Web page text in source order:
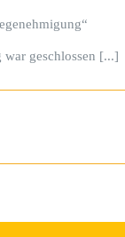
geschlossen [...]